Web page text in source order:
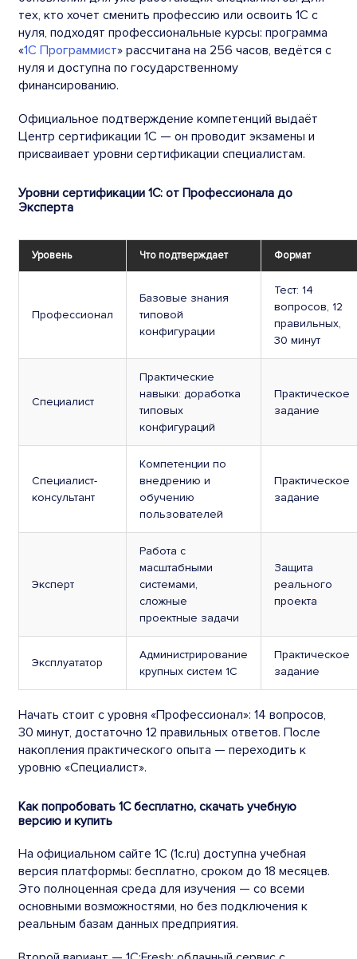
тех, кто хочет сменить профессию или освоить 1С с
нуля, подходят профессиональные курсы: программа
«1С Программист» рассчитана на 256 часов, ведётся с
нуля и доступна по государственному
финансированию.
Официальное подтверждение компетенций выдаёт
Центр сертификации 1С — он проводит экзамены и
присваивает уровни сертификации специалистам.
Уровни сертификации 1С: от Профессионала до
Эксперта
Уровень Что подтверждает Формат
Профессионал
Базовые знания
типовой
конфигурации
Тест: 14
вопросов, 12
правильных,
30 минут
Специалист
Практические
навыки: доработка
типовых
конфигураций
Практическое
задание
Специалист-
консультант
Компетенции по
внедрению и
обучению
пользователей
Практическое
задание
Эксперт
Работа с
масштабными
системами,
сложные
проектные задачи
Защита
реального
проекта
Эксплуататор
Администрирование
крупных систем 1С
Практическое
задание
Начать стоит с уровня «Профессионал»: 14 вопросов,
30 минут, достаточно 12 правильных ответов. После
накопления практического опыта — переходить к
уровню «Специалист».
Как попробовать 1С бесплатно, скачать учебную
версию и купить
На официальном сайте 1С (1c.ru) доступна учебная
версия платформы: бесплатно, сроком до 18 месяцев.
Это полноценная среда для изучения — со всеми
основными возможностями, но без подключения к
реальным базам данных предприятия.